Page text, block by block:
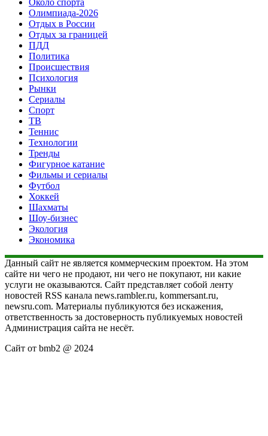
Олимпиада-2026
Отдых в России
Отдых за границей
ПДД
Политика
Происшествия
Психология
Рынки
Сериалы
Спорт
ТВ
Теннис
Технологии
Тренды
Фигурное катание
Фильмы и сериалы
Футбол
Хоккей
Шахматы
Шоу-бизнес
Экология
Экономика
Данный сайт не является коммерческим проектом. На этом
сайте ни чего не продают, ни чего не покупают, ни какие
услуги не оказываются. Сайт представляет собой ленту
новостей RSS канала news.rambler.ru, kommersant.ru,
newsru.com. Материалы публикуются без искажения,
ответственность за достоверность публикуемых новостей
Администрация сайта не несёт.
Сайт от bmb2 @ 2024